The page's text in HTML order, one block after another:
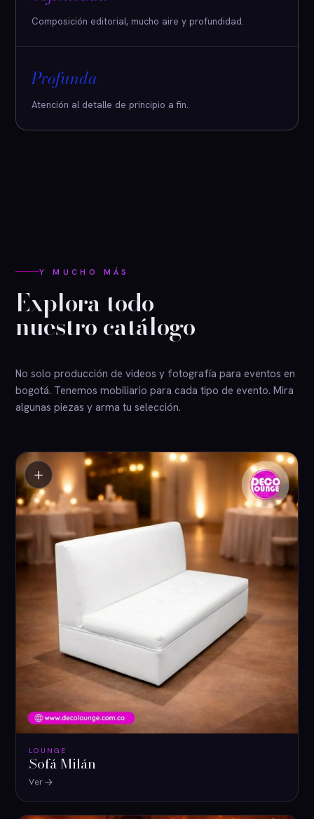
Composición editorial, mucho aire y profundidad.
Profunda
Atención al detalle de principio a fin.
Y MUCHO MÁS
Explora todo
nuestro catálogo
No solo producción de videos y fotografía para eventos en
bogotá. Tenemos mobiliario para cada tipo de evento. Mira
algunas piezas y arma tu selección.
LOUNGE
Sofá Milán
Ver
＋